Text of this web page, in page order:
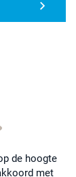
de hoogte
met